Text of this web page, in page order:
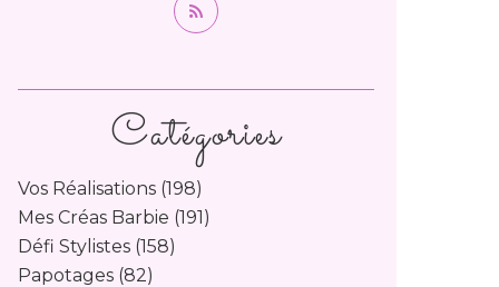
Catégories
Vos Réalisations (198)
Mes Créas Barbie (191)
Défi Stylistes (158)
Papotages (82)